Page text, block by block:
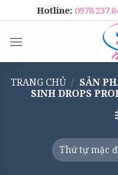
to
content
Hotline:
TRANG CHỦ / SẢN
SINH DROPS